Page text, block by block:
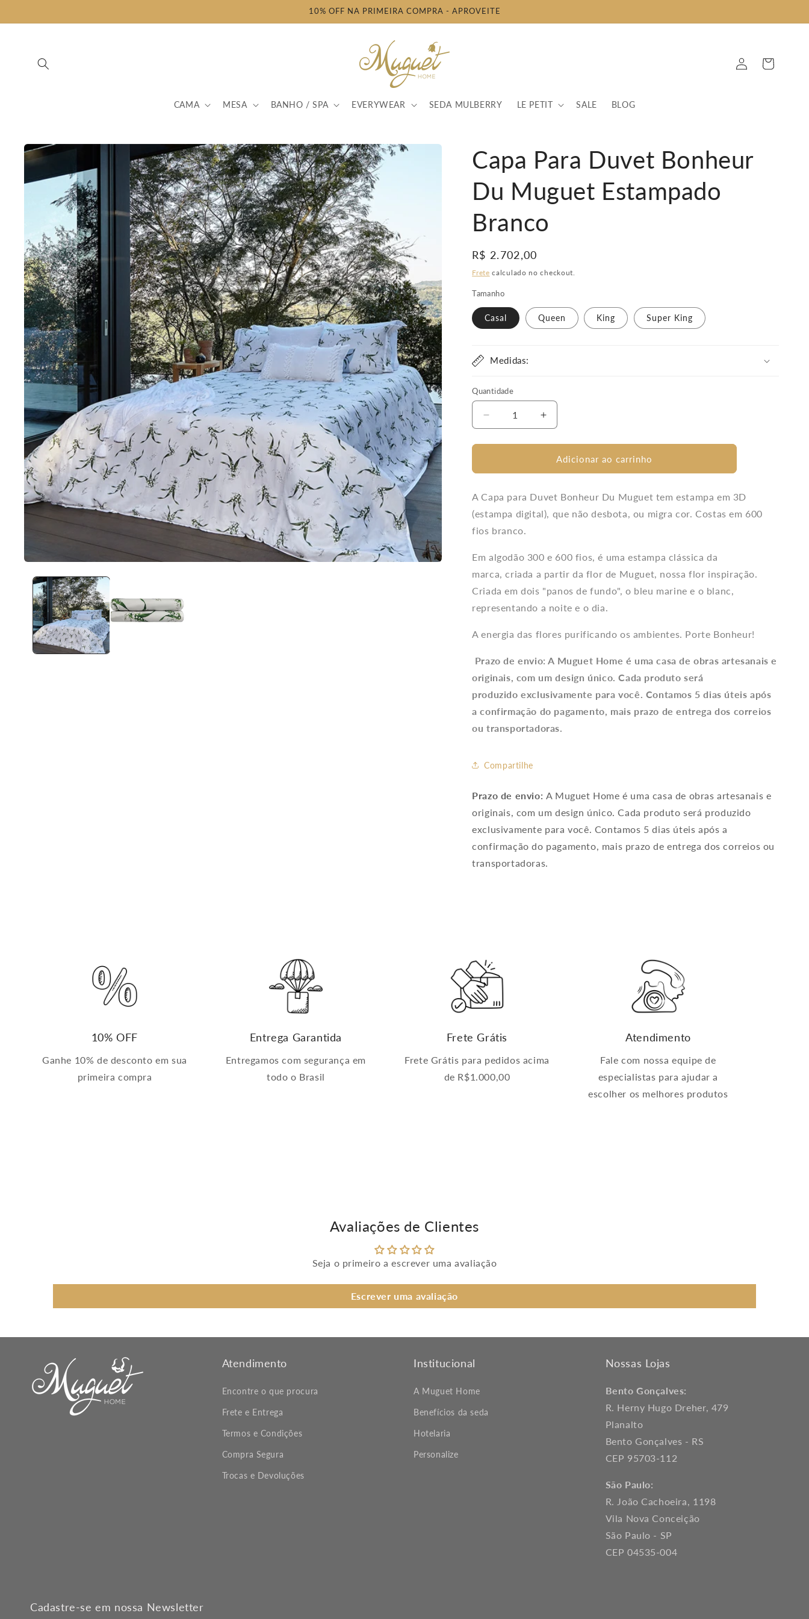
conteúdo
10% OFF NA PRIMEIRA COMPRA - APROVEITE
CAMA MESA BANHO / SPA EVERYWEAR SEDA MULBERRY LE PETIT SALE BLOG
Fazer
login
Carrinho
Pular para
informações
do produto
Capa Para Duvet Bonheur
Du Muguet Estampado
Branco
Preço
normal
R$ 2.702,00
Frete calculado no checkout.
Tamanho
Casal Queen King Super King
Medidas:
Quantidade
Diminuir
a
quantidade
Capa
Duvet
Bonheur
Du
Muguet
Branco
Aumentar
a
quantidade
Capa
Duvet
Bonheur
Du
Branco
Adicionar ao carrinho
A Capa para Duvet Bonheur Du Muguet tem estampa em 3D
(estampa digital), que não desbota, ou migra cor. Costas em 600
fios branco.
Em algodão 300 e 600 fios, é uma estampa clássica da
marca, criada a partir da flor de Muguet, nossa flor inspiração.
Criada em dois "panos de fundo", o bleu marine e o blanc,
representando a noite e o dia.
A energia das flores purificando os ambientes. Porte Bonheur!
Prazo de envio: A Muguet Home é uma casa de obras artesanais e
originais, com um design único. Cada produto será
produzido exclusivamente para você. Contamos 5 dias úteis após
a confirmação do pagamento, mais prazo de entrega dos correios
ou transportadoras.
Compartilhe
Prazo de envio: A Muguet Home é uma casa de obras artesanais e
originais, com um design único. Cada produto será produzido
exclusivamente para você. Contamos 5 dias úteis após a
confirmação do pagamento, mais prazo de entrega dos correios ou
transportadoras.
10% OFF
Ganhe 10% de desconto em sua
primeira compra
Entrega Garantida
Entregamos com segurança em
todo o Brasil
Frete Grátis
Frete Grátis para pedidos acima
de R$1.000,00
Atendimento
Fale com nossa equipe de
especialistas para ajudar a
escolher os melhores produtos
Avaliações de Clientes
Seja o primeiro a escrever uma avaliação
Escrever uma avaliação
Atendimento
Encontre o que procura
Frete e Entrega
Termos e Condições
Compra Segura
Trocas e Devoluções
Institucional
A Muguet Home
Benefícios da seda
Hotelaria
Personalize
Nossas Lojas
Bento Gonçalves:
R. Herny Hugo Dreher, 479
Planalto
Bento Gonçalves - RS
CEP 95703-112
São Paulo:
R. João Cachoeira, 1198
Vila Nova Conceição
São Paulo - SP
CEP 04535-004
Cadastre-se em nossa Newsletter